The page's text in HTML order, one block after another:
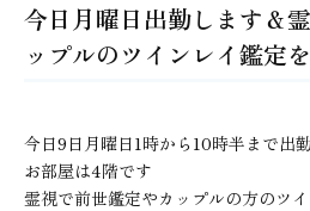
今日月曜日出勤します＆
ップルのツインレイ鑑定
今日9日月曜日1時から10時半まで出
お部屋は4階です
霊視で前世鑑定やカップルの方のツ